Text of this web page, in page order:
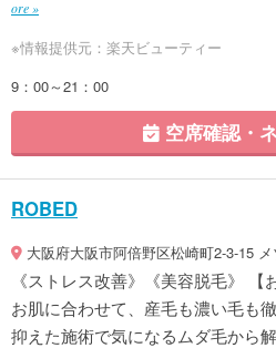
ore »
※情報提供元：楽天ビューティー
9：00～21：00
空席確認・
ROBED
大阪府大阪市阿倍野区松崎町2-3-15
《ストレス改善》《美容脱毛》
お肌に合わせて、産毛も濃い毛も
抑えた施術で気になるムダ毛から